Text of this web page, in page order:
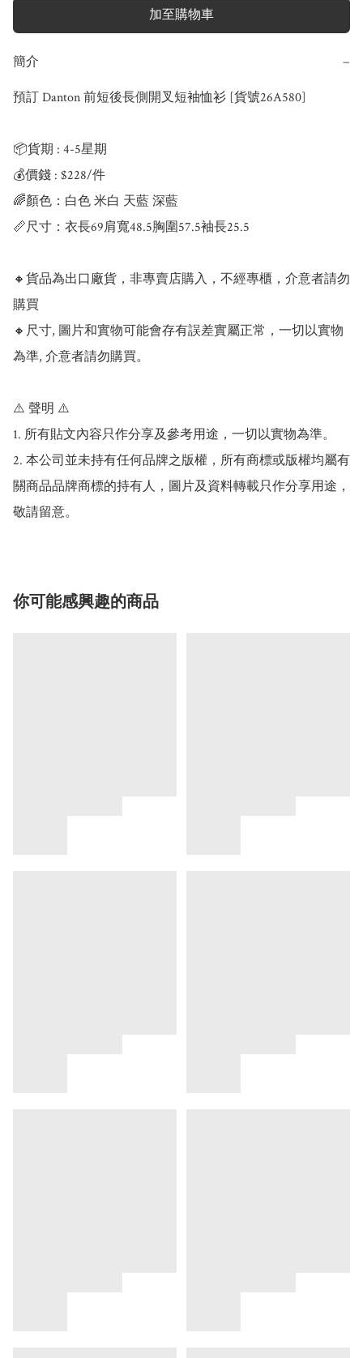
加至購物車
簡介 −
預訂 Danton 前短後長側開叉短袖恤衫 [貨號26A580]
📦貨期 : 4-5星期
💰價錢 : $228/件
🌈顏色：白色 米白 天藍 深藍
📏尺寸：衣長69肩寬48.5胸圍57.5袖長25.5
🔸貨品為出口廠貨，非專賣店購入，不經專櫃，介意者請勿
購買
🔸尺寸, 圖片和實物可能會存有誤差實屬正常，一切以實物
為準, 介意者請勿購買。
⚠️ 聲明 ⚠️
1. 所有貼文內容只作分享及參考用途，一切以實物為準。
2. 本公司並未持有任何品牌之版權，所有商標或版權均屬有
關商品品牌商標的持有人，圖片及資料轉載只作分享用途，
敬請留意。
你可能感興趣的商品